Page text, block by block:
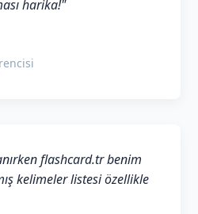
harika!"
flashcard.tr benim
kelimeler listesi özellikle